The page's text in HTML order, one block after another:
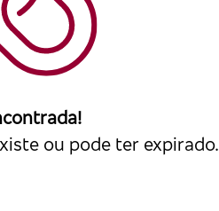
ou pode ter expirado.